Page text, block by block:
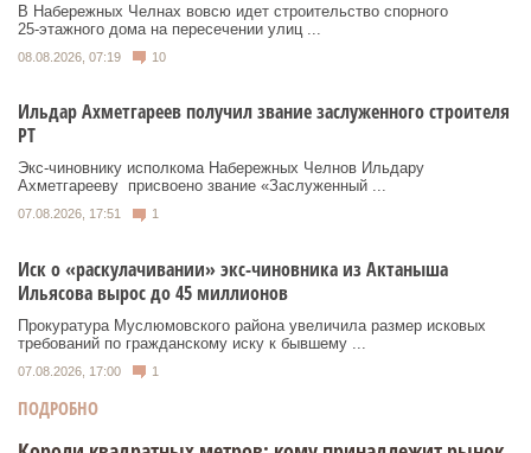
В Набережных Челнах вовсю идет строительство спорного
25‑этажного дома на пересечении улиц ...
08.08.2026, 07:19 10
Ильдар Ахметгареев получил звание заслуженного строителя
РТ
Экс‑чиновнику исполкома Набережных Челнов Ильдару
Ахметгарееву присвоено звание «Заслуженный ...
07.08.2026, 17:51 1
Иск о «раскулачивании» экс-чиновника из Актаныша
Ильясова вырос до 45 миллионов
Прокуратура Муслюмовского района увеличила размер исковых
требований по гражданскому иску к бывшему ...
07.08.2026, 17:00 1
ПОДРОБНО